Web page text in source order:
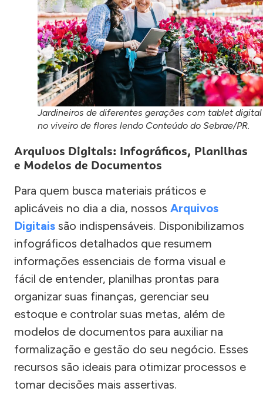
Jardineiros de diferentes gerações com tablet digital
no viveiro de flores lendo Conteúdo do Sebrae/PR.
Arquivos Digitais: Infográficos, Planilhas
e Modelos de Documentos
Para quem busca materiais práticos e
aplicáveis no dia a dia, nossos Arquivos
Digitais são indispensáveis. Disponibilizamos
infográficos detalhados que resumem
informações essenciais de forma visual e
fácil de entender, planilhas prontas para
organizar suas finanças, gerenciar seu
estoque e controlar suas metas, além de
modelos de documentos para auxiliar na
formalização e gestão do seu negócio. Esses
recursos são ideais para otimizar processos e
tomar decisões mais assertivas.